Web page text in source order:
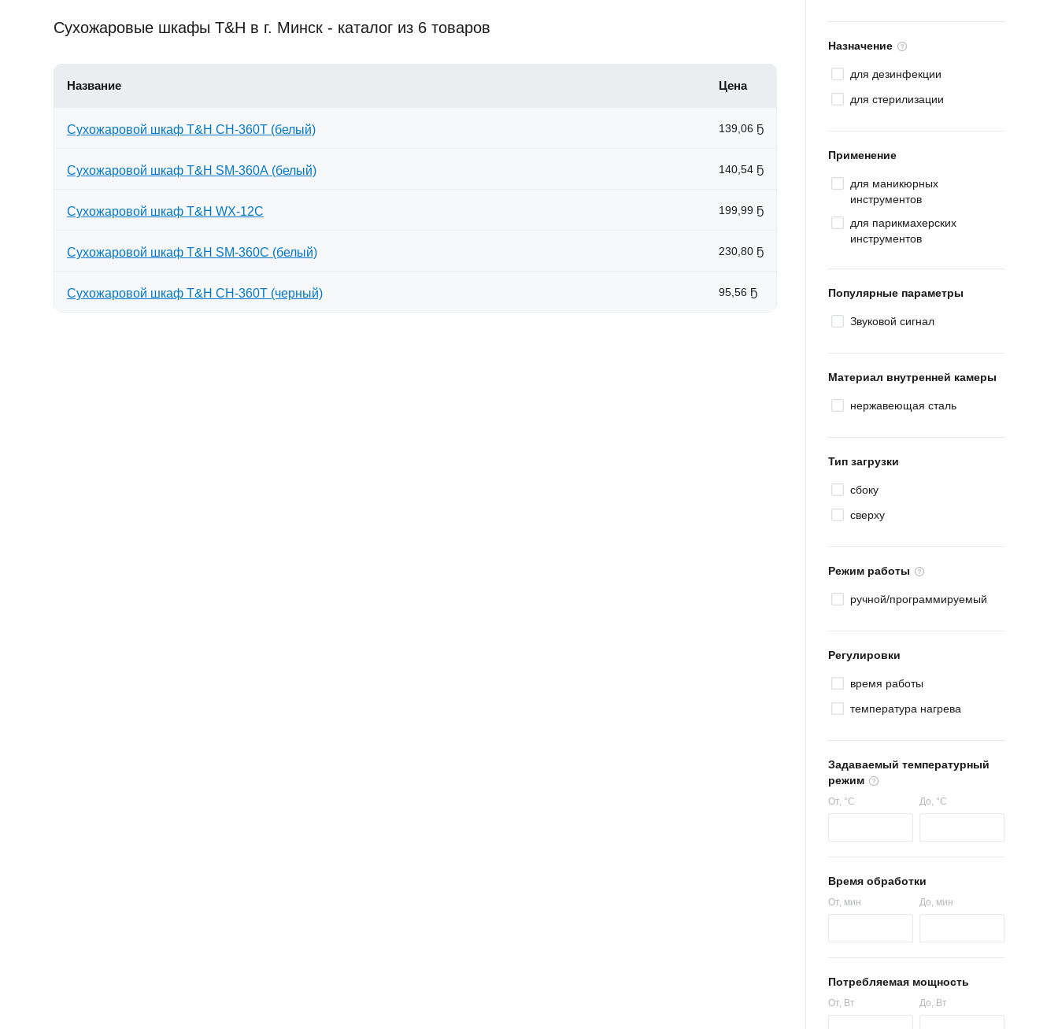
Сухожаровые шкафы T&H в г. Минск - каталог из 6 товаров
Название Цена
Сухожаровой шкаф T&H СН-360Т (белый) 139,06 Ҕ
Сухожаровой шкаф T&H SM-360А (белый) 140,54 Ҕ
Сухожаровой шкаф T&H WX-12C 199,99 Ҕ
Сухожаровой шкаф T&H SM-360C (белый) 230,80 Ҕ
Сухожаровой шкаф T&H CH-360T (черный) 95,56 Ҕ
Назначение
для дезинфекции
для стерилизации
Применение
для маникюрных
инструментов
для парикмахерских
инструментов
Популярные параметры
Звуковой сигнал
Материал внутренней камеры
нержавеющая сталь
Тип загрузки
сбоку
сверху
Режим работы
ручной/программируемый
Регулировки
время работы
температура нагрева
Задаваемый температурный
режим
От, °C До, °C
Время обработки
От, мин До, мин
Потребляемая мощность
От, Вт До, Вт